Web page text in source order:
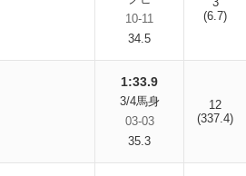
10-11
34.5
(6.7)
1:33.9
3/4馬身
03-03
35.3
12
(337.4)